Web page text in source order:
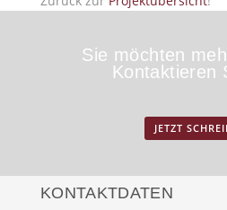
Sie möchten
Kontaktieren
JETZT
KONTAKTDATEN